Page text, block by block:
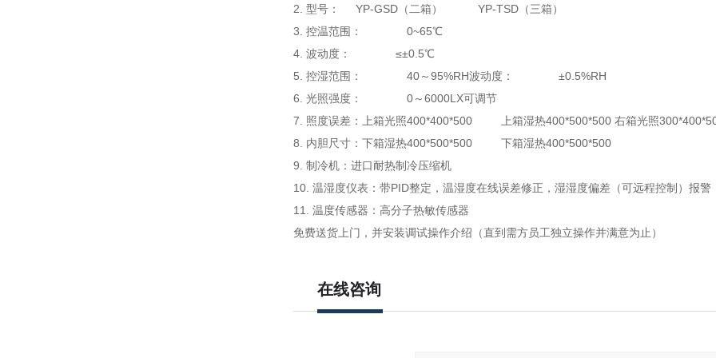
2. 型号： YP-GSD（二箱） YP-TSD（三箱）
3. 控温范围： 0~65℃
4. 波动度： ≤±0.5℃
5. 控湿范围： 40～95%RH波动度： ±0.5%RH
6. 光照强度： 0～6000LX可调节
7. 照度误差：上箱光照400*400*500 上箱湿热400*500*500 右箱光照
8. 内胆尺寸：下箱湿热400*500*500 下箱湿热400*500*500
9. 制冷机：进口耐热制冷压缩机
10. 温湿度仪表：带PID整定，温湿度在线误差修正，湿湿度偏差（可远程控制）报警
11. 温度传感器：高分子热敏传感器
免费送货上门，并安装调试操作介绍（直到需方员工独立操作并满意为止）
在线咨询